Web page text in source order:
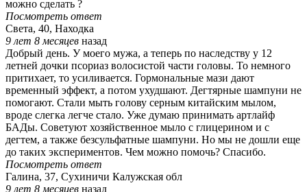
можно сделать ?
Посмотреть ответ
Света, 40, Находка
9 лет 8 месяцев назад
Добрый день. У моего мужа, а теперь по наследству у 12
летней дочки псориаз волосистой части головы. То немного
притихает, то усиливается. Гормональные мази дают
временный эффект, а потом ухудшают. Дегтярные шампуни не
помогают. Стали мыть голову серным китайским мылом,
вроде слегка легче стало. Уже думаю принимать артлайф
БАДы. Советуют хозяйственное мыло с глицерином и с
дегтем, а также безсульфатные шампуни. Но мы не дошли еще
до таких экспериментов. Чем можно помочь? Спасибо.
Посмотреть ответ
Галина, 37, Сухиничи Калужская обл
9 лет 8 месяцев назад